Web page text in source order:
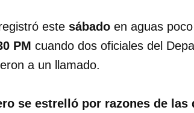
este sábado en aguas
PM cuando dos oficiales del
a un llamado.
se estrelló por razones de las